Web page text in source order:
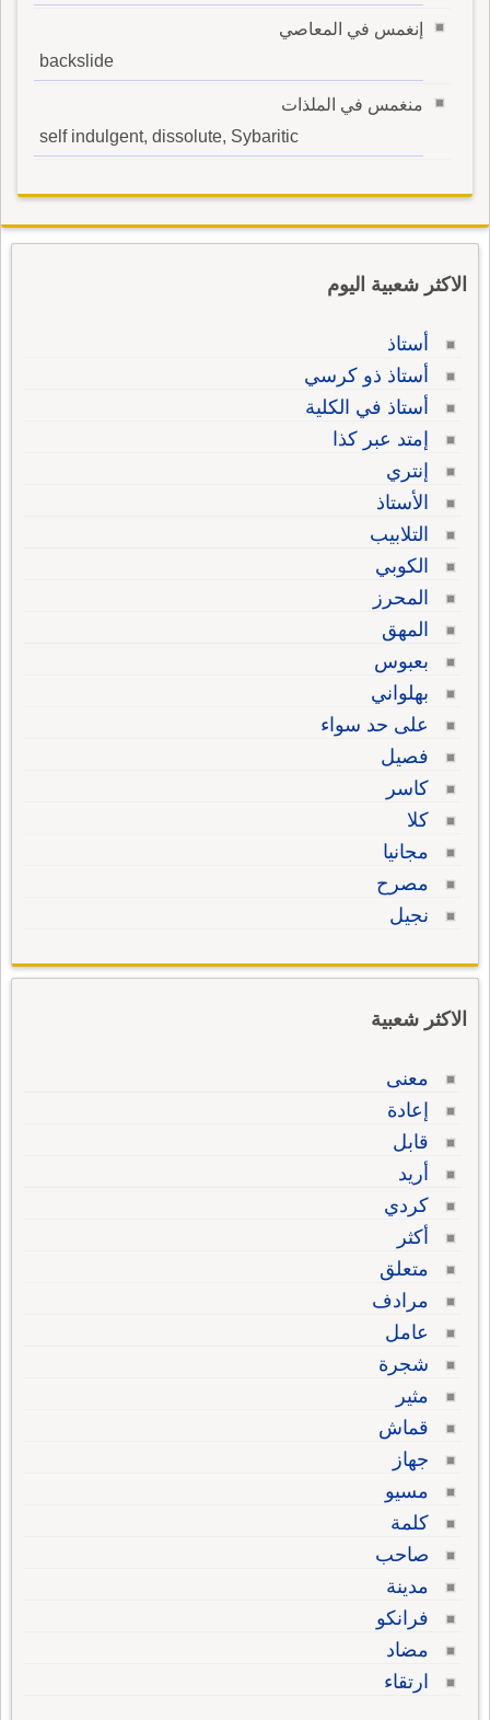
إنغمس في المعاصي
backslide
منغمس في الملذات
self indulgent, dissolute, Sybaritic
الاكثر شعبية اليوم
أستاذ
أستاذ ذو كرسي
أستاذ في الكلية
إمتد عبر كذا
إنتري
الأستاذ
التلابيب
الكوبي
المحرز
المهق
بعبوس
بهلواني
على حد سواء
فصيل
كاسر
كلا
مجانيا
مصرح
نجيل
الاكثر شعبية
معنى
إعادة
قابل
أريد
كردي
أكثر
متعلق
مرادف
عامل
شجرة
مثير
قماش
جهاز
مسيو
كلمة
صاحب
مدينة
فرانكو
مضاد
ارتقاء